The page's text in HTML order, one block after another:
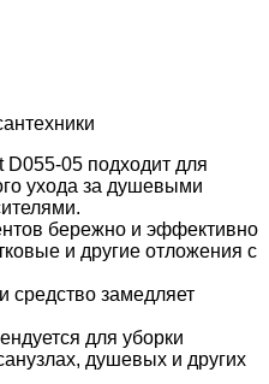
05 подходит для
ухода за душевыми
бережно и эффективно
и другие отложения с
средство замедляет
для уборки
душевых и других